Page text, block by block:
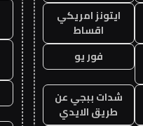
ايتونز امريكي
اقساط
فور يو
شدات ببجي عن
طريق الايدي